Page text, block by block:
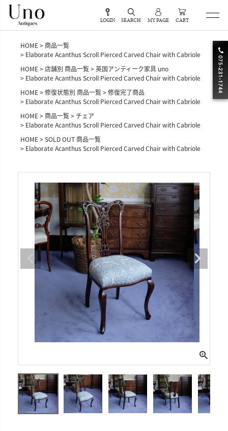
LOGIN SEARCH MY PAGE CART
HOME
商品一覧
Elaborate Acanthus Scroll Pierced Carved Chair with Cabriole
HOME
店舗別 商品一覧
英国アンティーク家具 uno
Elaborate Acanthus Scroll Pierced Carved Chair with Cabriole
HOME
修復状態別 商品一覧
修復完了商品
Elaborate Acanthus Scroll Pierced Carved Chair with Cabriole
HOME
商品一覧
チェア
Elaborate Acanthus Scroll Pierced Carved Chair with Cabriole
HOME
SOLD OUT 商品一覧
Elaborate Acanthus Scroll Pierced Carved Chair with Cabriole